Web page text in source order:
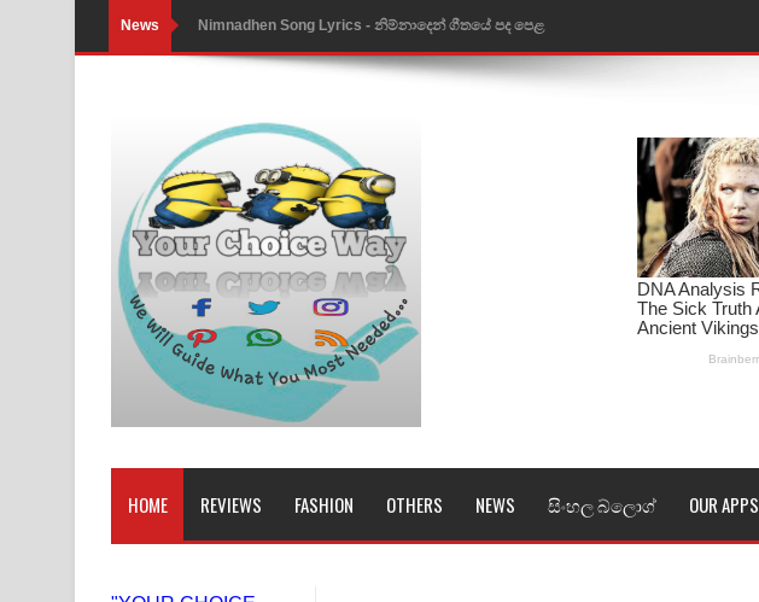
News Obamai Mage Adare Song Lyrics - ඔබමයි මගේ ආදරේ ගීතයේ පද පෙළ
Pansal Gihin Song Lyrics - පන්සල් ගිහිං ගීතයේ පද පෙළ
Ankeliya Song Lyrics - අංකෙළිය ගීතයේ පද පෙළ
DEAR GOD Song Lyrics - ඩියර් ගෝඩ් ගීතයේ පද පෙළ
MANAMALA KATHA Song Lyrics - මනමාල කතා ගීතයේ පද පෙළ
Dai Dai Lyrics - Shakira, Burna Boy | 2026 football world cup song lyrics
Lassana Amma Song Lyrics - ලස්සන අම්මා ගීතයේ පද පෙළ
Gemak Deela Song Lyrics - ගේමක් දීලා ගීතයේ පද පෙළ
Niwuna Numba Hinda Song Lyrics - නිවුනා නුඹ හින්දා ගීතයේ පද පෙළ
HOME REVIEWS FASHION OTHERS NEWS සිංහල බ්ලොග් OUR APPS